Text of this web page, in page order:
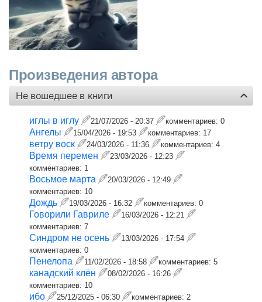
Произведения автора
Не вошедшее в книги
иглы в иглу 21/07/2026 - 20:37 комментариев:0
Ангелы 15/04/2026 - 19:53 комментариев: 17
ветру воск 24/03/2026 - 11:36 комментариев:4
Время перемен
23/03/2026 - 12:23
комментариев: 1
Восьмое марта
20/03/2026 - 12:49
комментариев: 10
Дождь 19/03/2026 - 16:32 комментариев:0
Говорили Гавриле
16/03/2026 - 12:21
комментариев:7
Синдром не осень
13/03/2026 - 17:54
комментариев:0
Пенелопа 11/02/2026 - 18:58 комментариев:5
канадский клён
08/02/2026 - 16:26
комментариев: 10
ибо 25/12/2025 - 06:30 комментариев: 2